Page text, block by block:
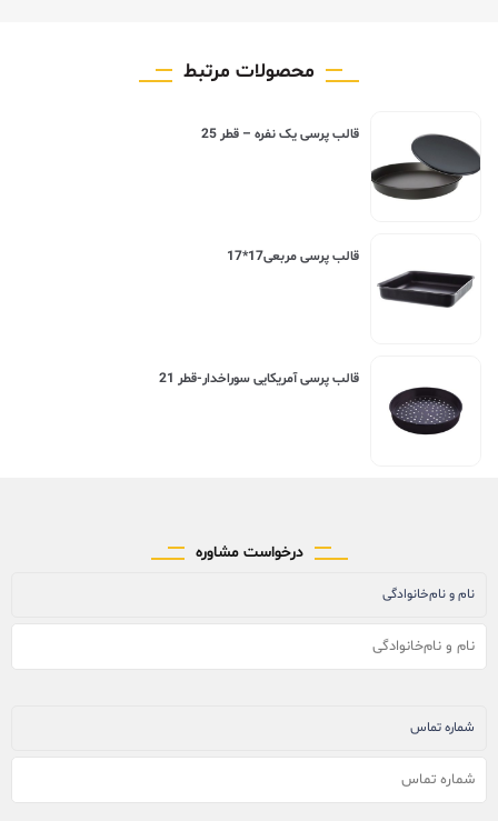
محصولات مرتبط
قالب پرسی یک نفره – قطر 25
قالب پرسی مربعی17*17
قالب پرسی آمریکایی سوراخدار-قطر 21
درخواست مشاوره
نام و نام‌خانوادگی
شماره تماس